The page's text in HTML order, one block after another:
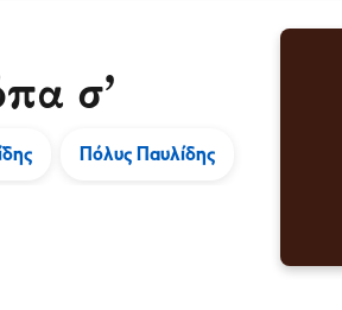
σ’
Πόλυς Παυλίδης